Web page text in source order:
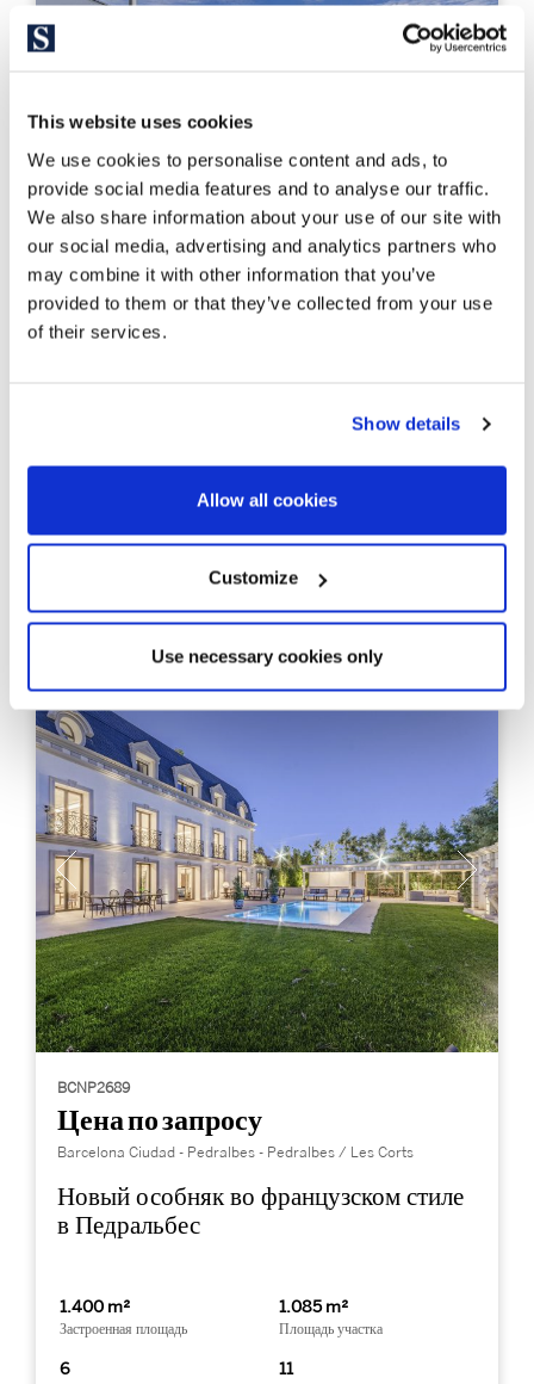
This website uses cookies
We use cookies to personalise content and ads, to
provide social media features and to analyse our traffic.
We also share information about your use of our site with
our social media, advertising and analytics partners who
may combine it with other information that you’ve
provided to them or that they’ve collected from your use
of their services.
Show details
Allow all cookies
Customize
Use necessary cookies only
BCNP4769
2.700.000 €
232 m² 4
Ванные комнаты
BCNP2689
Цена по запросу
Barcelona Ciudad - Pedralbes - Pedralbes / Les Corts
Новый особняк во французском стиле
в Педральбес
1.400 m²
Застроенная площадь
1.085 m²
Площадь участка
6 11